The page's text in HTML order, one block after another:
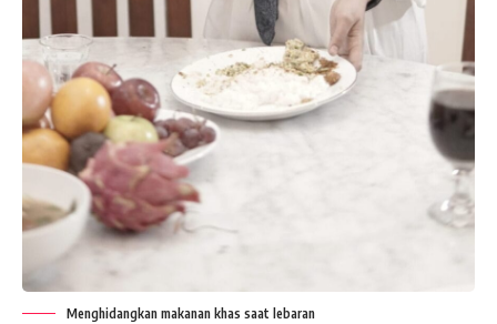
Menghidangkan makanan khas saat lebaran